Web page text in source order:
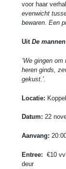
voor haar
evenwicht
bewaren. Een
Uit De
‘We gingen
heren ginds,
gekust.’.
Locatie:
Datum: 22
Aanvang:
Entree: €10
deur